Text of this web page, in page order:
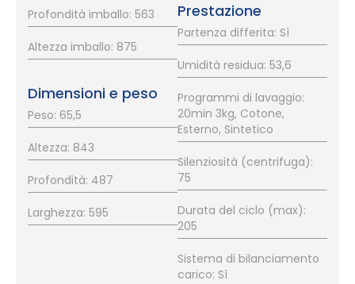
Profondità imballo: 563
Altezza imballo: 875
Dimensioni e peso
Peso: 65,5
Altezza: 843
Profondità: 487
Larghezza: 595
Prestazione
Partenza differita: Sì
Umidità residua: 53,6
Programmi di lavaggio:
20min 3kg, Cotone,
Esterno, Sintetico
Silenziosità (centrifuga):
75
Durata del ciclo (max):
205
Sistema di bilanciamento
carico: Sì